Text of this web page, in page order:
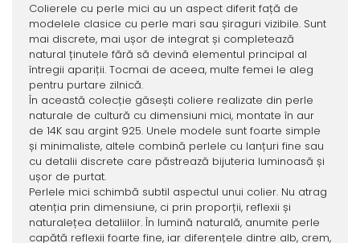
Colierele cu perle mici au un aspect diferit față de
modelele clasice cu perle mari sau șiraguri vizibile. Sunt
mai discrete, mai ușor de integrat și completează
natural ținutele fără să devină elementul principal al
întregii apariții. Tocmai de aceea, multe femei le aleg
pentru purtare zilnică.
În această colecție găsești coliere realizate din perle
naturale de cultură cu dimensiuni mici, montate în aur
de 14K sau argint 925. Unele modele sunt foarte simple
și minimaliste, altele combină perlele cu lanțuri fine sau
cu detalii discrete care păstrează bijuteria luminoasă și
ușor de purtat.
Perlele mici schimbă subtil aspectul unui colier. Nu atrag
atenția prin dimensiune, ci prin proporții, reflexii și
naturalețea detaliilor. În lumină naturală, anumite perle
capătă reflexii foarte fine, iar diferențele dintre alb, crem,